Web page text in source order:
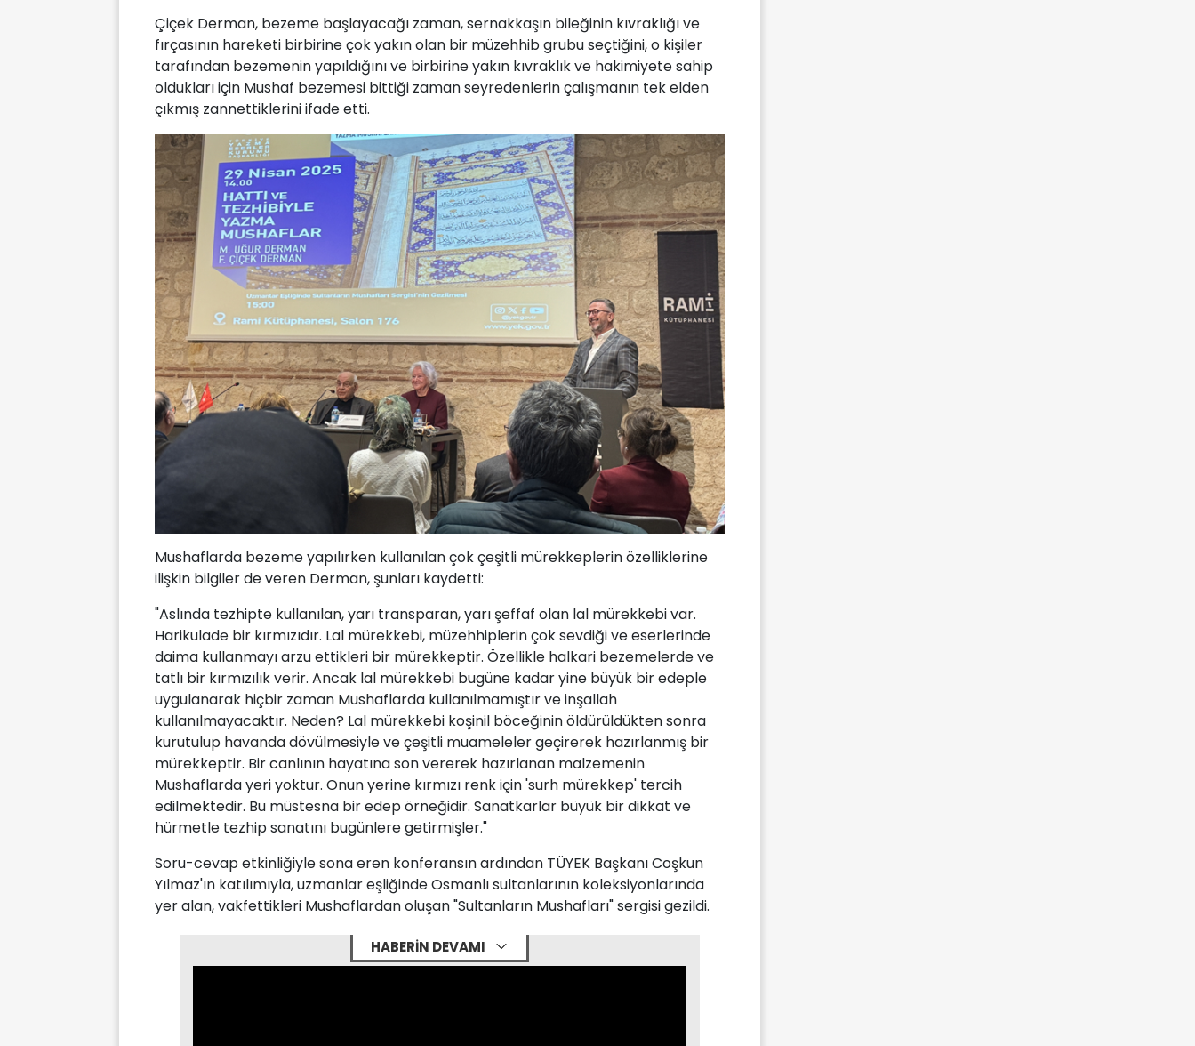
Çiçek Derman, bezeme başlayacağı zaman, sernakkaşın bileğinin kıvraklığı ve
fırçasının hareketi birbirine çok yakın olan bir müzehhib grubu seçtiğini, o kişiler
tarafından bezemenin yapıldığını ve birbirine yakın kıvraklık ve hakimiyete sahip
oldukları için Mushaf bezemesi bittiği zaman seyredenlerin çalışmanın tek elden
çıkmış zannettiklerini ifade etti.
Mushaflarda bezeme yapılırken kullanılan çok çeşitli mürekkeplerin özelliklerine
ilişkin bilgiler de veren Derman, şunları kaydetti:
"Aslında tezhipte kullanılan, yarı transparan, yarı şeffaf olan lal mürekkebi var.
Harikulade bir kırmızıdır. Lal mürekkebi, müzehhiplerin çok sevdiği ve eserlerinde
daima kullanmayı arzu ettikleri bir mürekkeptir. Özellikle halkari bezemelerde ve
tatlı bir kırmızılık verir. Ancak lal mürekkebi bugüne kadar yine büyük bir edeple
uygulanarak hiçbir zaman Mushaflarda kullanılmamıştır ve inşallah
kullanılmayacaktır. Neden? Lal mürekkebi koşinil böceğinin öldürüldükten sonra
kurutulup havanda dövülmesiyle ve çeşitli muameleler geçirerek hazırlanmış bir
mürekkeptir. Bir canlının hayatına son vererek hazırlanan malzemenin
Mushaflarda yeri yoktur. Onun yerine kırmızı renk için 'surh mürekkep' tercih
edilmektedir. Bu müstesna bir edep örneğidir. Sanatkarlar büyük bir dikkat ve
hürmetle tezhip sanatını bugünlere getirmişler."
Soru-cevap etkinliğiyle sona eren konferansın ardından TÜYEK Başkanı Coşkun
Yılmaz'ın katılımıyla, uzmanlar eşliğinde Osmanlı sultanlarının koleksiyonlarında
yer alan, vakfettikleri Mushaflardan oluşan "Sultanların Mushafları" sergisi gezildi.
HABERİN DEVAMI